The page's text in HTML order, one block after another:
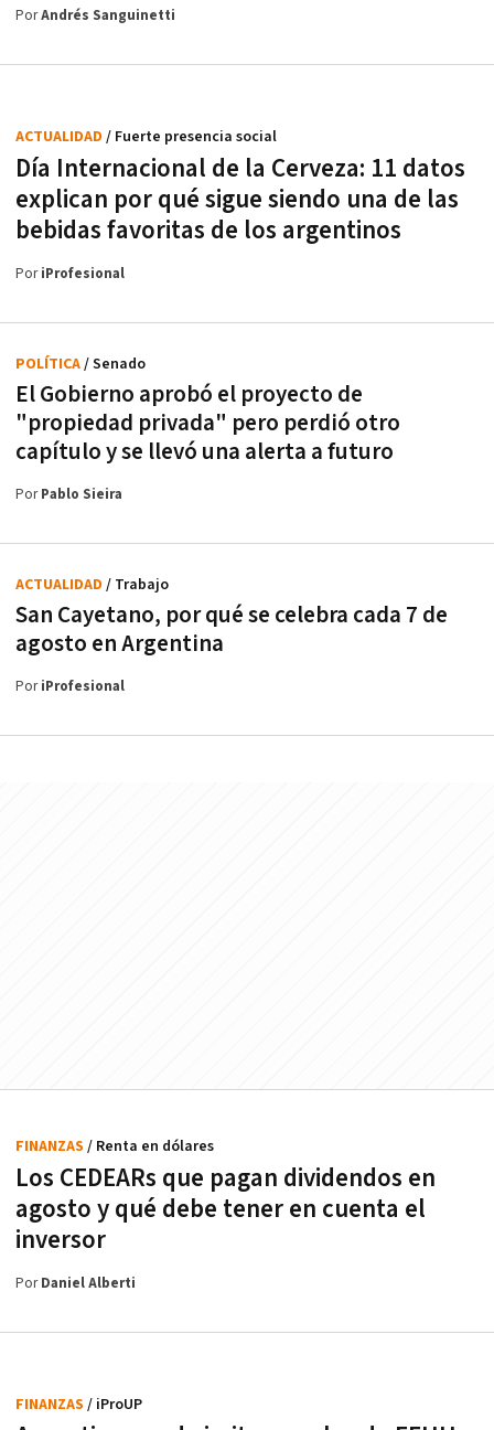
PorAndrés Sanguinetti
Día Internacional de la Cerveza: 11 datos
explican por qué sigue siendo una de las
bebidas favoritas de los argentinos
ACTUALIDAD / Fuerte presencia social
PoriProfesional
El Gobierno aprobó el proyecto de
"propiedad privada" pero perdió otro
capítulo y se llevó una alerta a futuro
POLÍTICA/ Senado
PorPablo Sieira
San Cayetano, por qué se celebra cada 7 de
agosto en Argentina
ACTUALIDAD / Trabajo
PoriProfesional
Los CEDEARs que pagan dividendos en
agosto y qué debe tener en cuenta el
inversor
FINANZAS / Renta en dólares
PorDaniel Alberti
FINANZAS / iProUP